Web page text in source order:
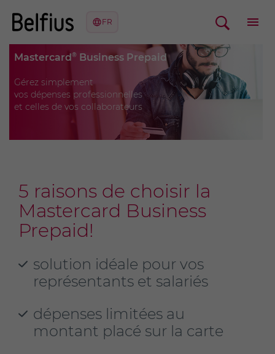
Mastercard® Business Prepaid
Gérez simplement
vos dépenses professionnelles
et celles de vos collaborateurs
5 raisons de choisir la
Mastercard Business
Prepaid!
solution idéale pour vos
représentants et salariés
dépenses limitées au
montant placé sur la carte